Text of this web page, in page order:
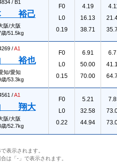
/ B1
裕己
阪/大阪
歳/51.5kg
F0
L0
0.19
4.19
16.13
38.71
/A1
裕也
知/愛知
歳/53.3kg
F0
L0
0.15
6.91
50.00
70.00
/A1
翔大
阪/大阪
歳/52.7kg
F0
L0
0.22
5.21
32.58
44.94
表示されます。
は「-」で表示されます。